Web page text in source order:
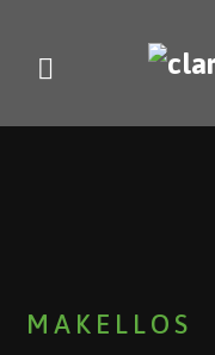
MAKELLOS